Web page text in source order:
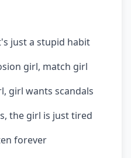
just a stupid habit
girl, match girl
girl wants scandals
the girl is just tired
forever